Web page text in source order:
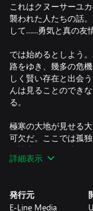
これはクヌーサーユ
襲われた人たちの話
して……勇気と真の友
では始めるとしよう
路をゆき、幾多の危
しく賢い存在と出会
んは見ることのでき
る。
極寒の大地が見せる
可欠だ。ここでは孤
い協力すれば、決し
いの長所を活かし、
ては失われたままにな
詳細表示
発行元
E-Line Media